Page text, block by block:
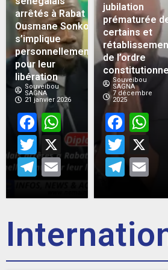
arrêtés à Rabat :
Ousmane Sonko
s’implique
personnellement
pour leur
libération
Souveibou
SAGNA
21 janvier 2026
Facebook
WhatsApp
Twitter
X
Telegram
Email
jubilation
prématurée
certains et
de l’ordre
constitutionnel
Souveibou
SAGNA
7 décembre
2025